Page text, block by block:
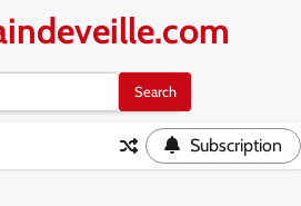
Subscription